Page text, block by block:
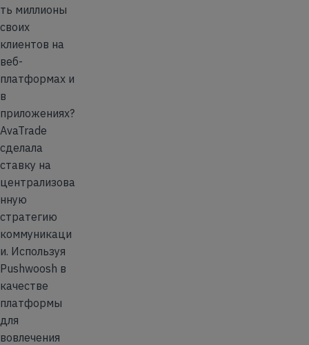
ть миллионы
своих
клиентов на
веб-
платформах и
в
приложениях?
AvaTrade
сделала
ставку на
централизова
нную
стратегию
коммуникаци
и. Используя
Pushwoosh в
качестве
платформы
для
вовлечения